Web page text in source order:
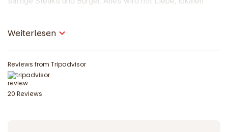
Im Zentrum von Halmstad – im
ProfilHotels Halmstad Plaza
Das Angelini befindet sich im Erdgeschoss des
ProfilHotels Halmstad Plaza, nur einen Steinwurf vom
Stadtzentrum und dem Verkehrsknotenpunkt entfernt. Eine
Weiterlesen
Reviews from Tripadvisor
20 Reviews